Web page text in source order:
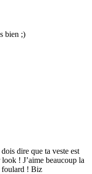
bien ;)
dire que ta veste est
! J’aime beaucoup la
foulard ! Biz